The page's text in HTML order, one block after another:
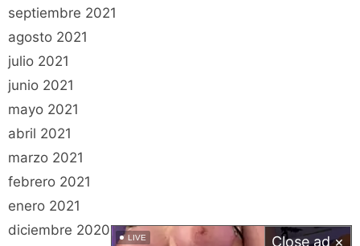
LIVE Close ad ×
septiembre 2021
agosto 2021
julio 2021
junio 2021
mayo 2021
abril 2021
marzo 2021
febrero 2021
enero 2021
diciembre 2020